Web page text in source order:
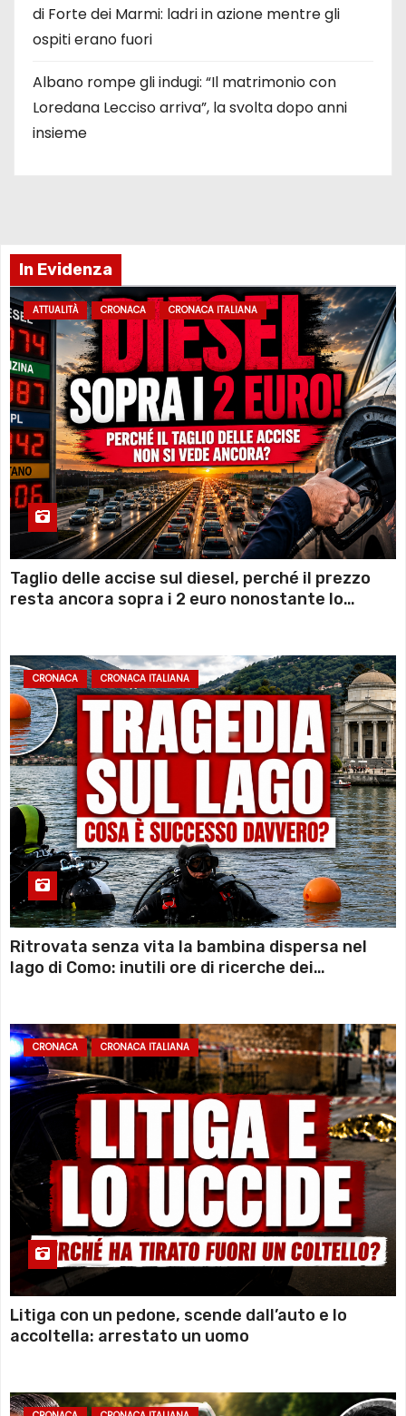
di Forte dei Marmi: ladri in azione mentre gli
ospiti erano fuori
Albano rompe gli indugi: “Il matrimonio con
Loredana Lecciso arriva”, la svolta dopo anni
insieme
In Evidenza
ATTUALITÀ CRONACA CRONACA ITALIANA
Taglio delle accise sul diesel, perché il prezzo
resta ancora sopra i 2 euro nonostante lo
CRONACA CRONACA ITALIANA
Ritrovata senza vita la bambina dispersa nel
lago di Como: inutili ore di ricerche dei
CRONACA CRONACA ITALIANA
Litiga con un pedone, scende dall’auto e lo
accoltella: arrestato un uomo